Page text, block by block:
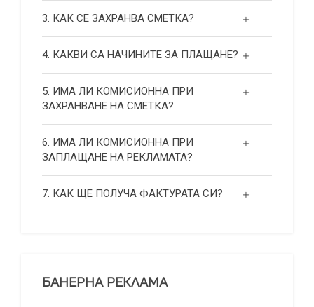
3. КАК СЕ ЗАХРАНВА СМЕТКА?
4. КАКВИ СА НАЧИНИТЕ ЗА ПЛАЩАНЕ?
5. ИМА ЛИ КОМИСИОННА ПРИ
ЗАХРАНВАНЕ НА СМЕТКА?
6. ИМА ЛИ КОМИСИОННА ПРИ
ЗАПЛАЩАНЕ НА РЕКЛАМАТА?
7. КАК ЩЕ ПОЛУЧА ФАКТУРАТА СИ?
БАНЕРНА РЕКЛАМА